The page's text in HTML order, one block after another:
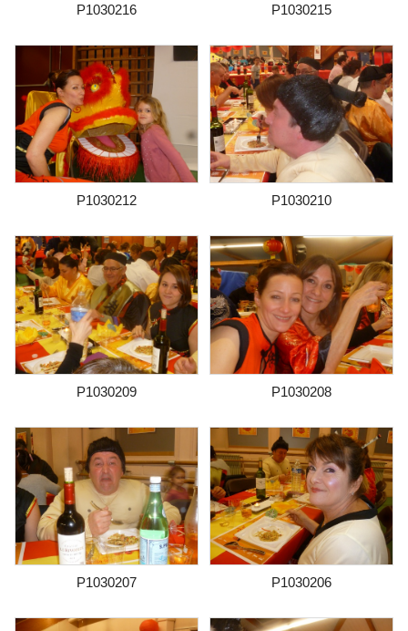
P1030216 P1030215
P1030212 P1030210
P1030209 P1030208
P1030207 P1030206